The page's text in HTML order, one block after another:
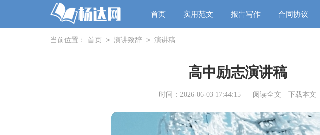
首页 实用范文 报告写作 合同协议
当前位置： 首页 > 演讲致辞 > 演讲稿
高中励志演讲稿
时间：2026-06-03 17:44:15 阅读全文 下载本文